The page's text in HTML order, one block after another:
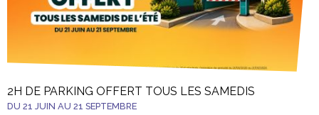
2H DE PARKING OFFERT TOUS LES SAMEDIS
DU 21 JUIN AU 21 SEPTEMBRE